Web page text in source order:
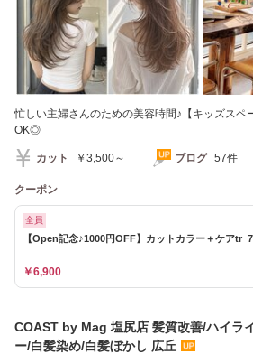
忙しい主婦さんのための美容時間♪【キッズスペ
OK◎
カット ￥3,500～ ブログ 57件
クーポン
全員
【Open記念♪1000円OFF】カットカラー＋ケアtr
￥6,900
COAST by Mag 塩尻店 髪質改善/ハイラ
ー/白髪染め/白髪ぼかし 広丘